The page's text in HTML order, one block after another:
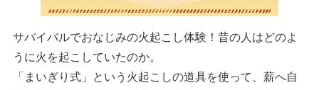
サバイバルでおなじみの火起こし体験！昔の人はどのよ
うに火を起こしていたのか。
「まいぎり式」という火起こしの道具を使って、薪へ自